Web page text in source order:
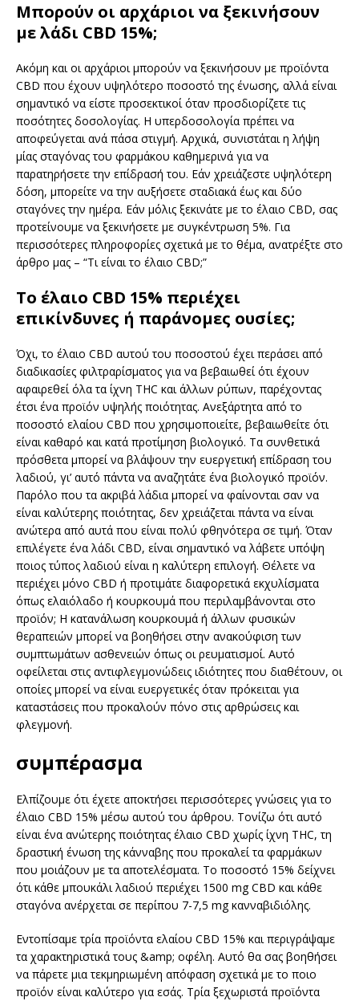
Μπορούν οι αρχάριοι να ξεκινήσουν
με λάδι CBD 15%;
Ακόμη και οι αρχάριοι μπορούν να ξεκινήσουν με προϊόντα
CBD που έχουν υψηλότερο ποσοστό της ένωσης, αλλά είναι
σημαντικό να είστε προσεκτικοί όταν προσδιορίζετε τις
ποσότητες δοσολογίας. Η υπερδοσολογία πρέπει να
αποφεύγεται ανά πάσα στιγμή. Αρχικά, συνιστάται η λήψη
μίας σταγόνας του φαρμάκου καθημερινά για να
παρατηρήσετε την επίδρασή του. Εάν χρειάζεστε υψηλότερη
δόση, μπορείτε να την αυξήσετε σταδιακά έως και δύο
σταγόνες την ημέρα. Εάν μόλις ξεκινάτε με το έλαιο CBD, σας
προτείνουμε να ξεκινήσετε με συγκέντρωση 5%. Για
περισσότερες πληροφορίες σχετικά με το θέμα, ανατρέξτε στο
άρθρο μας – “Τι είναι το έλαιο CBD;”
Το έλαιο CBD 15% περιέχει
επικίνδυνες ή παράνομες ουσίες;
Όχι, το έλαιο CBD αυτού του ποσοστού έχει περάσει από
διαδικασίες φιλτραρίσματος για να βεβαιωθεί ότι έχουν
αφαιρεθεί όλα τα ίχνη THC και άλλων ρύπων, παρέχοντας
έτσι ένα προϊόν υψηλής ποιότητας. Ανεξάρτητα από το
ποσοστό ελαίου CBD που χρησιμοποιείτε, βεβαιωθείτε ότι
είναι καθαρό και κατά προτίμηση βιολογικό. Τα συνθετικά
πρόσθετα μπορεί να βλάψουν την ευεργετική επίδραση του
λαδιού, γι’ αυτό πάντα να αναζητάτε ένα βιολογικό προϊόν.
Παρόλο που τα ακριβά λάδια μπορεί να φαίνονται σαν να
είναι καλύτερης ποιότητας, δεν χρειάζεται πάντα να είναι
ανώτερα από αυτά που είναι πολύ φθηνότερα σε τιμή. Όταν
επιλέγετε ένα λάδι CBD, είναι σημαντικό να λάβετε υπόψη
ποιος τύπος λαδιού είναι η καλύτερη επιλογή. Θέλετε να
περιέχει μόνο CBD ή προτιμάτε διαφορετικά εκχυλίσματα
όπως ελαιόλαδο ή κουρκουμά που περιλαμβάνονται στο
προϊόν; Η κατανάλωση κουρκουμά ή άλλων φυσικών
θεραπειών μπορεί να βοηθήσει στην ανακούφιση των
συμπτωμάτων ασθενειών όπως οι ρευματισμοί. Αυτό
οφείλεται στις αντιφλεγμονώδεις ιδιότητες που διαθέτουν, οι
οποίες μπορεί να είναι ευεργετικές όταν πρόκειται για
καταστάσεις που προκαλούν πόνο στις αρθρώσεις και
φλεγμονή.
συμπέρασμα
Ελπίζουμε ότι έχετε αποκτήσει περισσότερες γνώσεις για το
έλαιο CBD 15% μέσω αυτού του άρθρου. Τονίζω ότι αυτό
είναι ένα ανώτερης ποιότητας έλαιο CBD χωρίς ίχνη THC, τη
δραστική ένωση της κάνναβης που προκαλεί τα φαρμάκων
που μοιάζουν με τα αποτελέσματα. Το ποσοστό 15% δείχνει
ότι κάθε μπουκάλι λαδιού περιέχει 1500 mg CBD και κάθε
σταγόνα ανέρχεται σε περίπου 7-7,5 mg κανναβιδιόλης.
Εντοπίσαμε τρία προϊόντα ελαίου CBD 15% και περιγράψαμε
τα χαρακτηριστικά τους &amp; οφέλη. Αυτό θα σας βοηθήσει
να πάρετε μια τεκμηριωμένη απόφαση σχετικά με το ποιο
προϊόν είναι καλύτερο για εσάς. Τρία ξεχωριστά προϊόντα